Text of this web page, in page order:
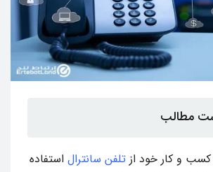
مطالب
کسب و کار خود از تلفن سانترال استفاده